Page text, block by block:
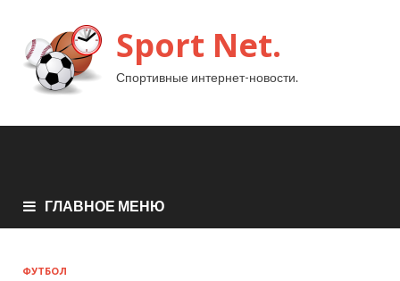
Sport Net.
Спортивные интернет-новости.
ГЛАВНОЕ МЕНЮ
ФУТБОЛ